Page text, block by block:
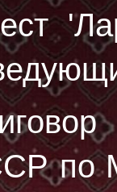
по